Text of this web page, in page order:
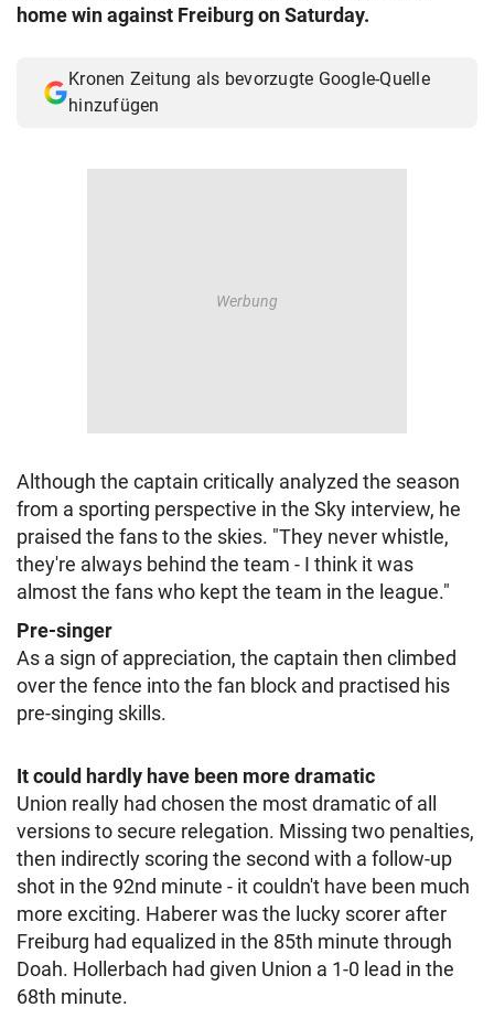
Muthgasse 2, 1190 Wien
home win against Freiburg on Saturday.
Kronen Zeitung als bevorzugte Google-Quelle
hinzufügen
Although the captain critically analyzed the season
from a sporting perspective in the Sky interview, he
praised the fans to the skies. "They never whistle,
they're always behind the team - I think it was
almost the fans who kept the team in the league."
Pre-singer
As a sign of appreciation, the captain then climbed
over the fence into the fan block and practised his
pre-singing skills.
It could hardly have been more dramatic
Union really had chosen the most dramatic of all
versions to secure relegation. Missing two penalties,
then indirectly scoring the second with a follow-up
shot in the 92nd minute - it couldn't have been much
more exciting. Haberer was the lucky scorer after
Freiburg had equalized in the 85th minute through
Doah. Hollerbach had given Union a 1-0 lead in the
68th minute.